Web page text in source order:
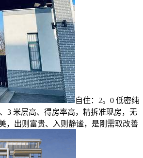
自住：2。0 低密纯
3 米层高、得房率高，精拆准现房，无
，出则富贵、入则静谧，是刚需取改善